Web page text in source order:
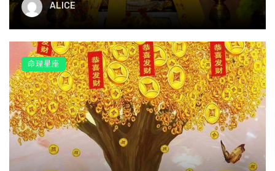
午馬：六月富，三月窮
馬年出生的朋友，生在六月為千裡駿馬之命，一生樂觀
又積極，人氣旺盛貴人多，一輩子順風順水，得天所
助，事業之中可以通過自己的奮鬥白手起家，想富則
富。但若是生在農曆三月裡，刑煞有加，不利聚財，一
輩子事業不上不下，總有所欠缺，難以暴富。
未羊：正月富，十一月窮
ALICE
命理星座